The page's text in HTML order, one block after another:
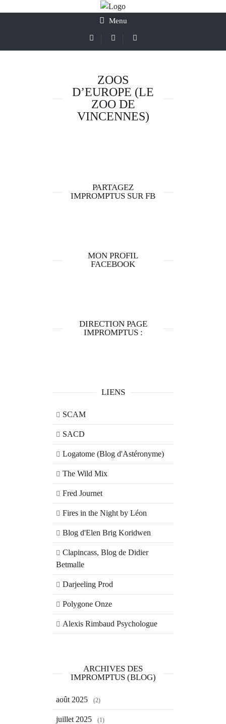
Menu
ZOOS
D’EUROPE (LE
ZOO DE
VINCENNES)
PARTAGEZ
IMPROMPTUS SUR FB
MON PROFIL
FACEBOOK
DIRECTION PAGE
IMPROMPTUS :
LIENS
SCAM
SACD
Logatome (Blog d'Astéronyme)
The Wild Mix
Fred Journet
Fires in the Night by Léon
Blog d'Elen Brig Koridwen
Clapincass, Blog de Didier
Betmalle
Darjeeling Prod
Polygone Onze
Alexis Rimbaud Psychologue
ARCHIVES DES
IMPROMPTUS (BLOG)
août 2025 (2)
juillet 2025 (1)